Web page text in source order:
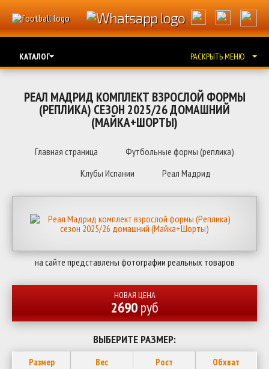
КАТАЛОГ РАСКРЫТЬ МЕНЮ
РЕАЛ МАДРИД КОМПЛЕКТ ВЗРОСЛОЙ ФОРМЫ
(РЕПЛИКА) СЕЗОН 2025/26 ДОМАШНИЙ
(МАЙКА+ШОРТЫ)
Главная страница
Футбольные формы (реплика)
Клубы Испании
Реал Мадрид
на сайте представлены фотографии реальных товаров
НОВАЯ ЦЕНА
2690руб
ВЫБЕРИТЕ РАЗМЕР:
Размер Вес Рост
Обхват